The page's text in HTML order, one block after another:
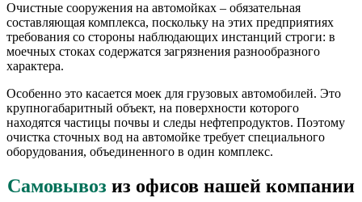
Очистные сооружения на автомойках – обязательная
составляющая комплекса, поскольку на этих предприятиях
требования со стороны наблюдающих инстанций строги: в
моечных стоках содержатся загрязнения разнообразного
характера.
Особенно это касается моек для грузовых автомобилей. Это
крупногабаритный объект, на поверхности которого
находятся частицы почвы и следы нефтепродуктов. Поэтому
очистка сточных вод на автомойке требует специального
оборудования, объединенного в один комплекс.
Самовывоз из офисов нашей компании